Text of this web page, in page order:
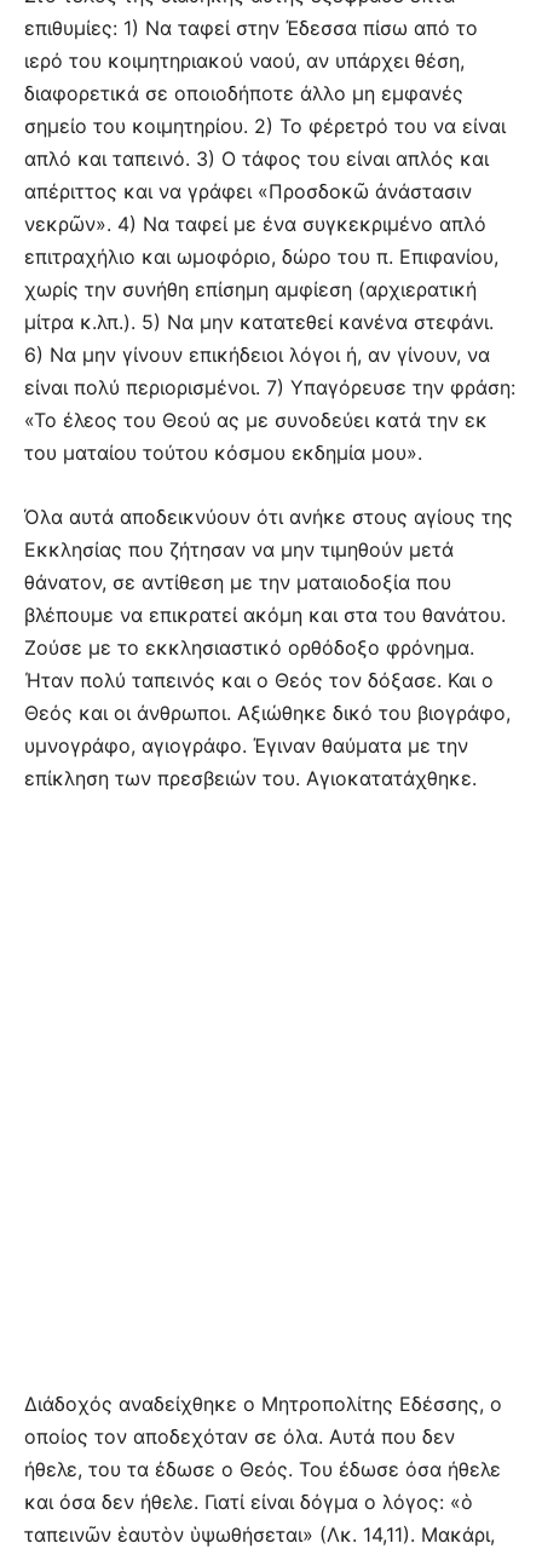
επιθυμίες: 1) Να ταφεί στην Έδεσσα πίσω από το
ιερό του κοιμητηριακού ναού, αν υπάρχει θέση,
διαφορετικά σε οποιοδήποτε άλλο μη εμφανές
σημείο του κοιμητηρίου. 2) Το φέρετρό του να είναι
απλό και ταπεινό. 3) Ο τάφος του είναι απλός και
απέριττος και να γράφει «Προσδοκῶ ἀνάστασιν
νεκρῶν». 4) Να ταφεί με ένα συγκεκριμένο απλό
επιτραχήλιο και ωμοφόριο, δώρο του π. Επιφανίου,
χωρίς την συνήθη επίσημη αμφίεση (αρχιερατική
μίτρα κ.λπ.). 5) Να μην κατατεθεί κανένα στεφάνι.
6) Να μην γίνουν επικήδειοι λόγοι ή, αν γίνουν, να
είναι πολύ περιορισμένοι. 7) Υπαγόρευσε την φράση:
«Το έλεος του Θεού ας με συνοδεύει κατά την εκ
του ματαίου τούτου κόσμου εκδημία μου».
Όλα αυτά αποδεικνύουν ότι ανήκε στους αγίους της
Εκκλησίας που ζήτησαν να μην τιμηθούν μετά
θάνατον, σε αντίθεση με την ματαιοδοξία που
βλέπουμε να επικρατεί ακόμη και στα του θανάτου.
Ζούσε με το εκκλησιαστικό ορθόδοξο φρόνημα.
Ήταν πολύ ταπεινός και ο Θεός τον δόξασε. Και ο
Θεός και οι άνθρωποι. Αξιώθηκε δικό του βιογράφο,
υμνογράφο, αγιογράφο. Έγιναν θαύματα με την
επίκληση των πρεσβειών του. Αγιοκατατάχθηκε.
Διάδοχός αναδείχθηκε ο Μητροπολίτης Εδέσσης, ο
οποίος τον αποδεχόταν σε όλα. Αυτά που δεν
ήθελε, του τα έδωσε ο Θεός. Του έδωσε όσα ήθελε
και όσα δεν ήθελε. Γιατί είναι δόγμα ο λόγος: «ὁ
ταπεινῶν ἑαυτὸν ὑψωθήσεται» (Λκ. 14,11). Μακάρι,